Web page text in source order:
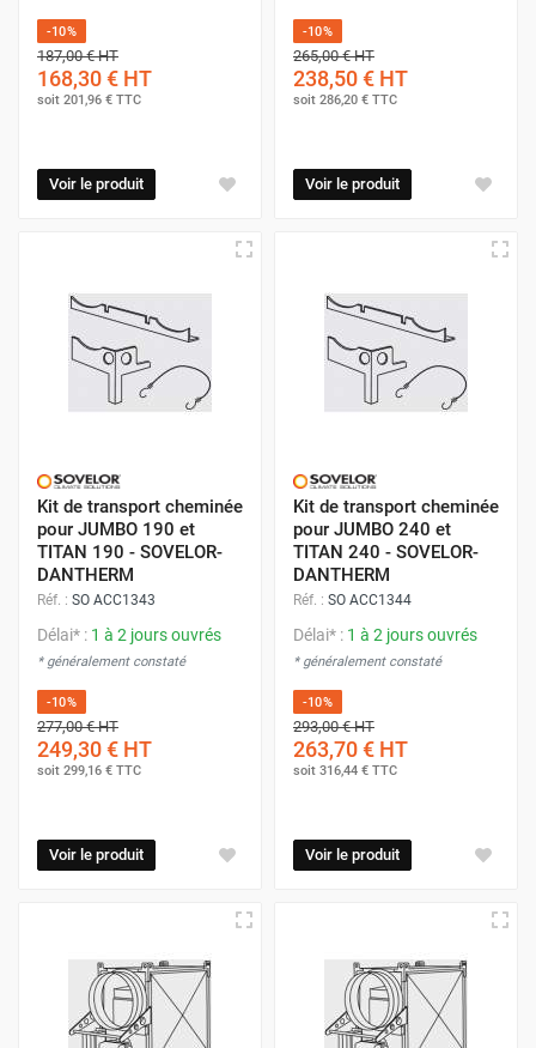
-10%
187,00 €HT
168,30 € HT
soit 201,96 € TTC
Voir le produit
-10%
265,00 €HT
238,50 € HT
soit 286,20 € TTC
Voir le produit
Kit de transport cheminée
pour JUMBO 190 et
TITAN 190 - SOVELOR-
DANTHERM
Réf. : SO ACC1343
Délai* : 1 à 2 jours ouvrés
* généralement constaté
-10%
277,00 €HT
249,30 € HT
soit 299,16 € TTC
Voir le produit
Kit de transport cheminée
pour JUMBO 240 et
TITAN 240 - SOVELOR-
DANTHERM
Réf. : SO ACC1344
Délai* : 1 à 2 jours ouvrés
* généralement constaté
-10%
293,00 €HT
263,70 € HT
soit 316,44 € TTC
Voir le produit